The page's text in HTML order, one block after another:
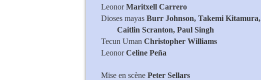
LeonorMaritxell Carrero
Dioses mayas Burr Johnson, Takemi Kitamura,
Caitlin Scranton, Paul Singh
Tecun Uman Christopher Williams
LeonorCeline Peña
Mise en scène Peter Sellars